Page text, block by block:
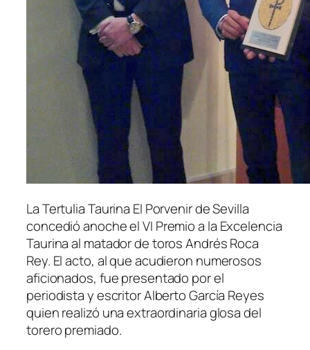
La Tertulia Taurina El Porvenir de Sevilla
concedió anoche el VI Premio a la Excelencia
Taurina al matador de toros Andrés Roca
Rey. El acto, al que acudieron numerosos
aficionados, fue presentado por el
periodista y escritor Alberto García Reyes
quien realizó una extraordinaria glosa del
torero premiado.